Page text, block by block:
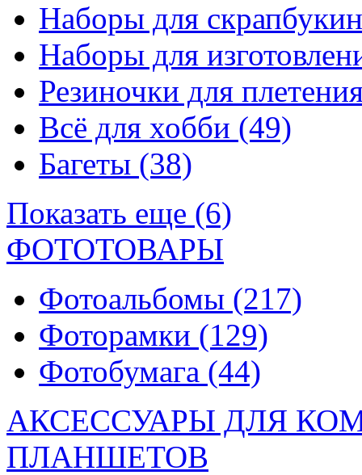
Наборы для
Наборы для
Резиночки для
Всё для хобби (49)
Багеты (38)
Показать еще (6)
ФОТОТОВАРЫ
Фотоальбомы (217)
Фоторамки (129)
Фотобумага (44)
АКСЕССУАРЫ ДЛЯ
ПЛАНШЕТОВ